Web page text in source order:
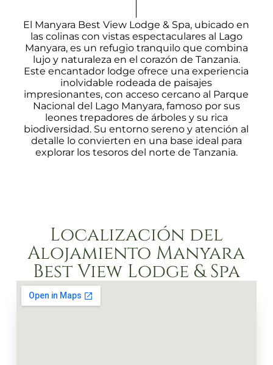
El Manyara Best View Lodge & Spa, ubicado en
las colinas con vistas espectaculares al Lago
Manyara, es un refugio tranquilo que combina
lujo y naturaleza en el corazón de Tanzania.
Este encantador lodge ofrece una experiencia
inolvidable rodeada de paisajes
impresionantes, con acceso cercano al Parque
Nacional del Lago Manyara, famoso por sus
leones trepadores de árboles y su rica
biodiversidad. Su entorno sereno y atención al
detalle lo convierten en una base ideal para
explorar los tesoros del norte de Tanzania.
Localización del
Alojamiento Manyara
Best View Lodge & Spa